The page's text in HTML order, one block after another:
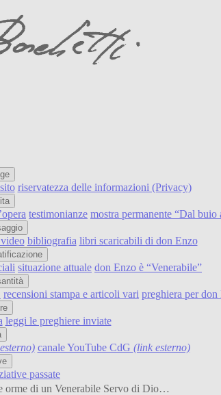
riservatezza delle informazioni (Privacy)
testimonianze mostra permanente “Dal buio
bibliografia libri scaricabili di don Enzo
situazione attuale don Enzo è “Venerabile”
recensioni stampa e articoli vari preghiera per don
leggi le preghiere inviate
canale YouTube CdG (link esterno)
passate
orme di un Venerabile Servo di Dio…